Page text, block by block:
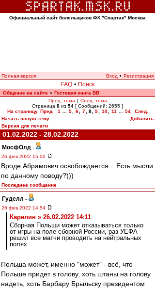
Официальный сайт болельщиков ФК "Спартак" Москва
Полная версия Вход • Регистрация
FAQ • Поиск
Общение на сайте » Гостевая книга ВВ
Пред. тема | След. тема
Страница 8 из 54 [ Сообщений: 2655 ]
На страницу Пред. 1 5 6 7 8, 9 10 11 54
След.
Начать новую тему
Добавить
Версия для печати
01.02.2022 - 28.02.2022
МосфОлд -
26 фев 2022 15:00
Вроде Абрамович освобождается... Есть мысли
по данному поводу?)))
Последнее сообщение
Гуделл -
26 фев 2022 14:54
Карелин » 26.02.2022 14:11
Сборная Польши может отказываться только
от игры на поле сборной России, раз УЕФА
решил все матчи проводить на нейтральных
полях.
Польша может, именно "может" - всё, что
Польше придет в голову, хоть штаны на голову
надеть, хоть Барбару Брыльску президентом